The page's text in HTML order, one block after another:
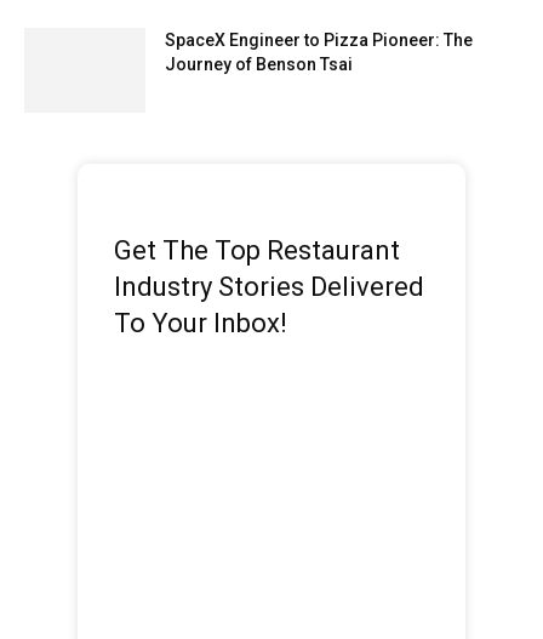
SpaceX Engineer to Pizza Pioneer: The
Journey of Benson Tsai
Get The Top Restaurant
Industry Stories Delivered
To Your Inbox!